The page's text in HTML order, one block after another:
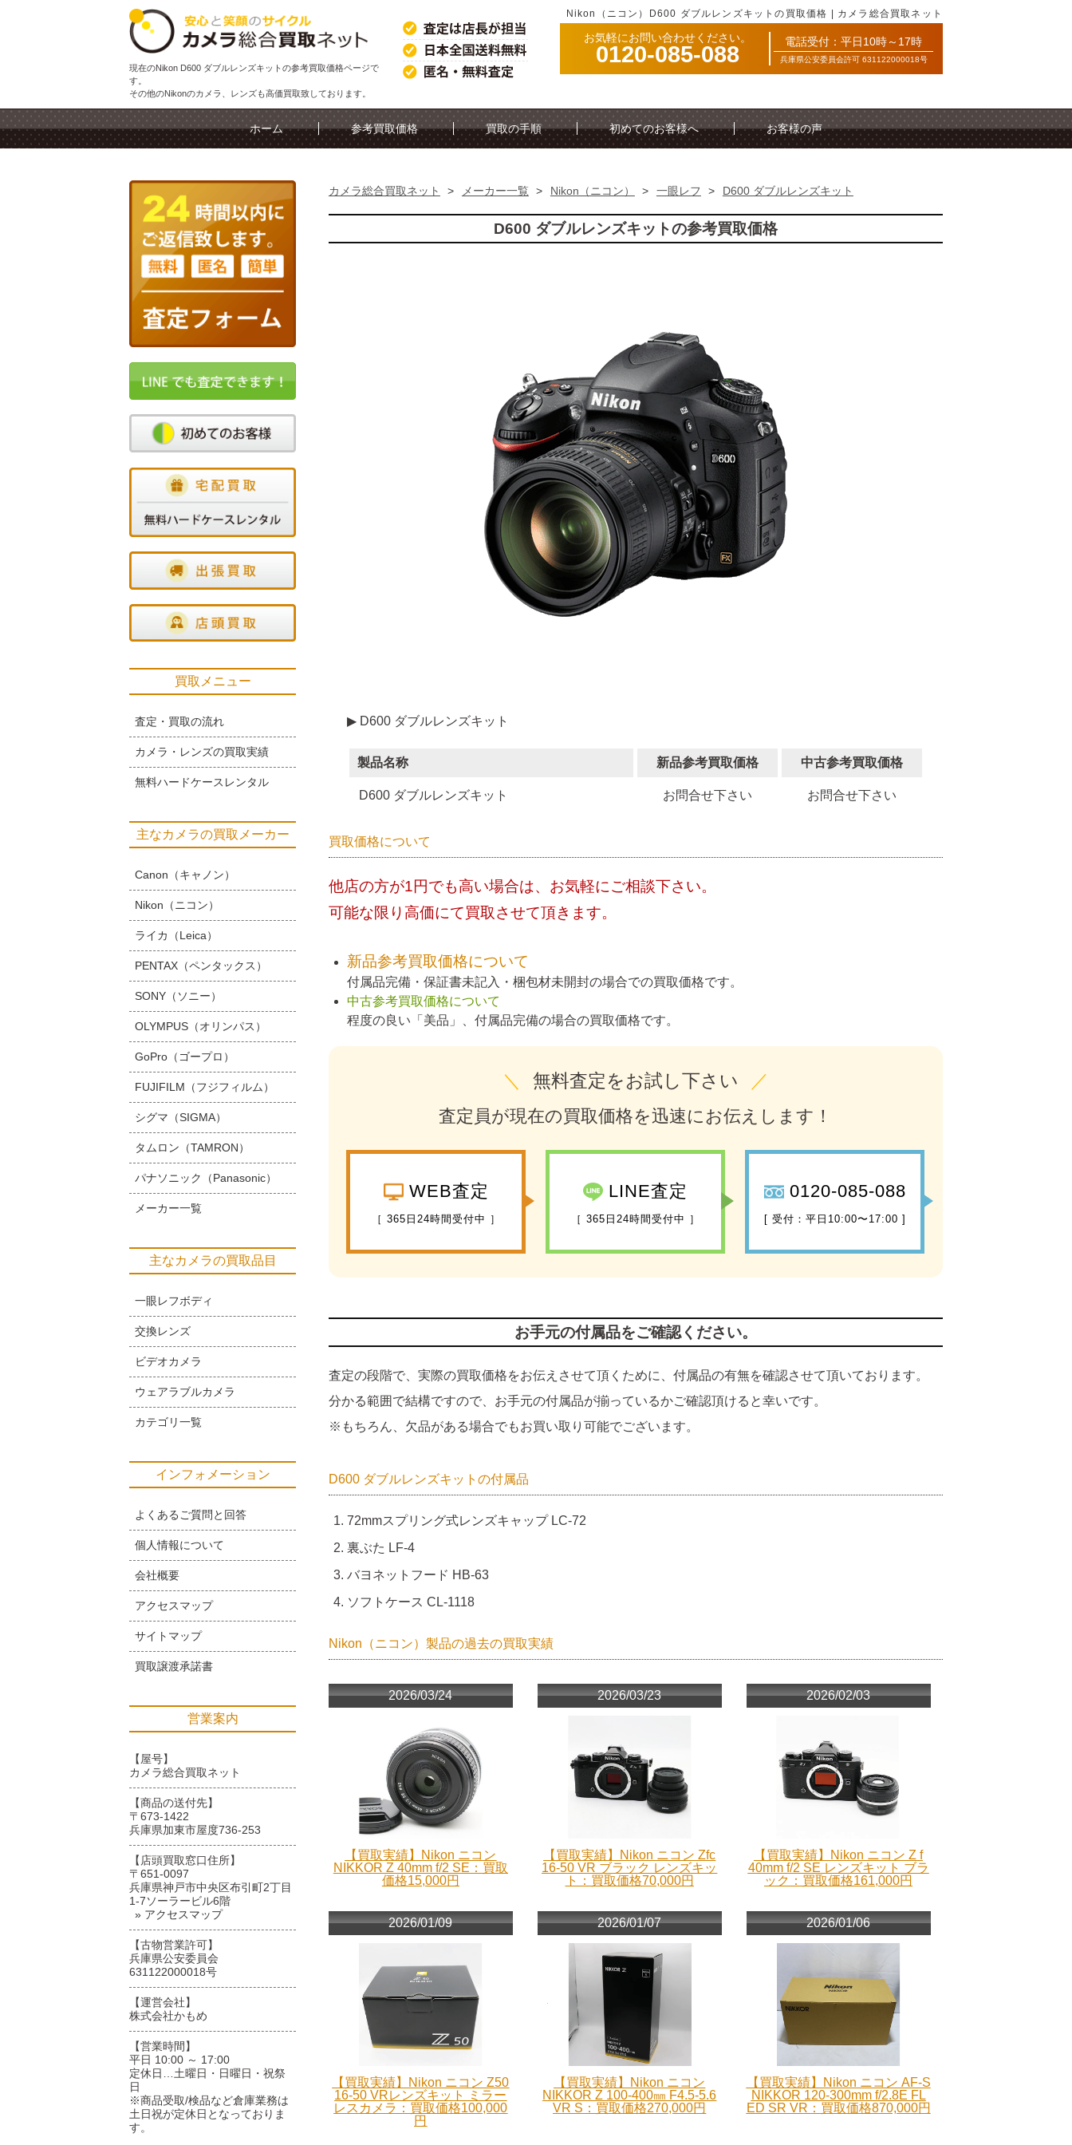
Nikon（ニコン）D600 ダブルレンズキットの買取価格 | カメラ総合買取ネット
現在のNikon D600 ダブルレンズキットの参考買取価格ページで
す。
その他のNikonのカメラ、レンズも高価買取致しております。
お気軽にお問い合わせください。
0120-085-088 電話受付：平日10時～17時
兵庫県公安委員会許可 631122000018号
ホーム 参考買取価格 買取の手順 初めてのお客様へ お客様の声
カメラ総合買取ネット > メーカー一覧 > Nikon（ニコン） > 一眼レフ > D600 ダブルレンズキット
D600 ダブルレンズキットの参考買取価格
▶ D600 ダブルレンズキット
製品名称 新品参考買取価格 中古参考買取価格
D600 ダブルレンズキット お問合せ下さい お問合せ下さい
買取価格について
他店の方が1円でも高い場合は、お気軽にご相談下さい。
可能な限り高価にて買取させて頂きます。
新品参考買取価格について
付属品完備・保証書未記入・梱包材未開封の場合での買取価格です。
中古参考買取価格について
程度の良い「美品」、付属品完備の場合の買取価格です。
＼ 無料査定をお試し下さい ／
査定員が現在の買取価格を迅速にお伝えします！
WEB査定
［ 365日24時間受付中 ］
LINE査定
［ 365日24時間受付中 ］
0120-085-088
[ 受付：平日10:00〜17:00 ]
お手元の付属品をご確認ください。
査定の段階で、実際の買取価格をお伝えさせて頂くために、付属品の有無を確認させて頂いております。
分かる範囲で結構ですので、お手元の付属品が揃っているかご確認頂けると幸いです。
※もちろん、欠品がある場合でもお買い取り可能でございます。
D600 ダブルレンズキットの付属品
72mmスプリング式レンズキャップ LC-72
裏ぶた LF-4
バヨネットフード HB-63
ソフトケース CL-1118
Nikon（ニコン）製品の過去の買取実績
2026/03/24
【買取実績】Nikon ニコン
NIKKOR Z 40mm f/2 SE：買取
価格15,000円
2026/03/23
【買取実績】Nikon ニコン Zfc
16-50 VR ブラック レンズキッ
ト：買取価格70,000円
2026/02/03
【買取実績】Nikon ニコン Z f
40mm f/2 SE レンズキット ブラ
ック：買取価格161,000円
2026/01/09
【買取実績】Nikon ニコン Z50
16-50 VRレンズキット ミラー
レスカメラ：買取価格100,000
円
2026/01/07
【買取実績】Nikon ニコン
NIKKOR Z 100-400㎜ F4.5-5.6
VR S：買取価格270,000円
2026/01/06
【買取実績】Nikon ニコン AF-S
NIKKOR 120-300mm f/2.8E FL
ED SR VR：買取価格870,000円
買取メニュー
査定・買取の流れ
カメラ・レンズの買取実績
無料ハードケースレンタル
主なカメラの買取メーカー
Canon（キャノン）
Nikon（ニコン）
ライカ（Leica）
PENTAX（ペンタックス）
SONY（ソニー）
OLYMPUS（オリンパス）
GoPro（ゴープロ）
FUJIFILM（フジフィルム）
シグマ（SIGMA）
タムロン（TAMRON）
パナソニック（Panasonic）
メーカー一覧
主なカメラの買取品目
一眼レフボディ
交換レンズ
ビデオカメラ
ウェアラブルカメラ
カテゴリ一覧
インフォメーション
よくあるご質問と回答
個人情報について
会社概要
アクセスマップ
サイトマップ
買取譲渡承諾書
営業案内
【屋号】
カメラ総合買取ネット
【商品の送付先】
〒673-1422
兵庫県加東市屋度736-253
【店頭買取窓口住所】
〒651-0097
兵庫県神戸市中央区布引町2丁目
1-7ソーラービル6階
» アクセスマップ
【古物営業許可】
兵庫県公安委員会
631122000018号
【運営会社】
株式会社かもめ
【営業時間】
平日 10:00 ～ 17:00
定休日…土曜日・日曜日・祝祭
日
※商品受取/検品など倉庫業務は
土日祝が定休日となっておりま
す。